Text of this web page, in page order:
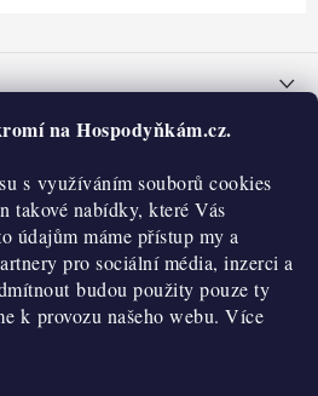
na Hospodyňkám.cz.
s využíváním souborů cookies
takové nabídky, které Vás
údajům máme přístup my a
pro sociální média, inzerci a
budou použity pouze ty
k provozu našeho webu. Více